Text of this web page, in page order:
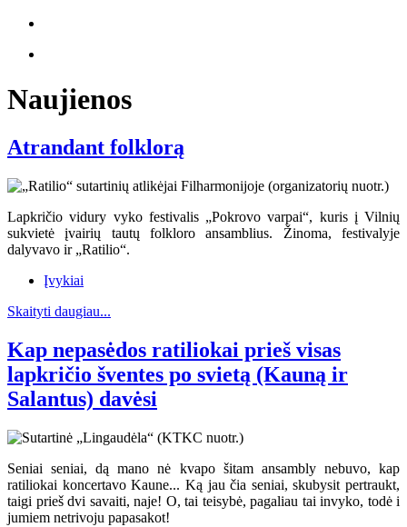
Naujienos
Atrandant folklorą
Lapkričio vidury vyko festivalis „Pokrovo varpai“, kuris į Vilnių
sukvietė įvairių tautų folkloro ansamblius. Žinoma, festivalyje
dalyvavo ir „Ratilio“.
Įvykiai
Skaityti daugiau...
Kap nepasėdos ratiliokai prieš visas
lapkričio šventes po svietą (Kauną ir
Salantus) davėsi
Seniai seniai, dą mano nė kvapo šitam ansambly nebuvo, kap
ratiliokai koncertavo Kaune... Ką jau čia seniai, skubysit pertraukt,
taigi prieš dvi savaiti, naje! O, tai teisybė, pagaliau tai invyko, todė i
jumiem netrivoju papasakot!